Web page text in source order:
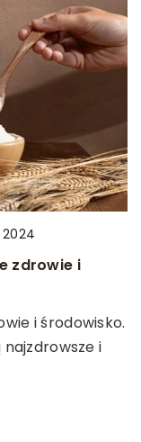
okazji i
Twój
łączyć
zdrowie i
i środowisko.
i
klockami?
o naukę i